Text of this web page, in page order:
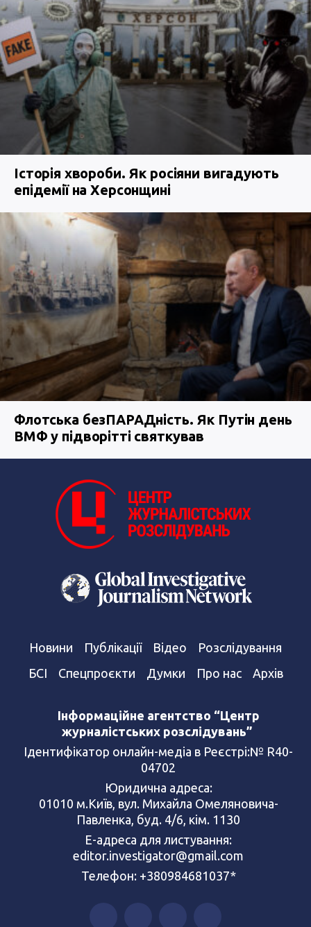
Історія хвороби. Як росіяни вигадують
епідемії на Херсонщині
Флотська безПАРАДність. Як Путін день
ВМФ у підворітті святкував
Новини Публікації Відео
Розслідування
БСІ
Спецпроєкти Думки Про нас Архів
Інформаційне агентство “Центр
журналістських розслідувань”
Ідентифікатор онлайн-медіа в Реєстрі:№ R40-
04702
Юридична адреса:
01010 м.Київ, вул. Михайла Омеляновича-
Павленка, буд. 4/6, кім. 1130
Е-адреса для листування:
editor.investigator@gmail.com
Телефон: +380984681037*